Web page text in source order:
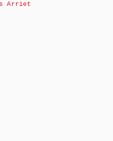
Arriet